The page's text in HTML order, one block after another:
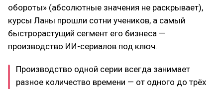
обороты» (абсолютные значения не раскрывает),
курсы Ланы прошли сотни учеников, а самый
быстрорастущий сегмент его бизнеса —
производство ИИ-сериалов под ключ.
Производство одной серии всегда занимает
разное количество времени — от одного до трёх